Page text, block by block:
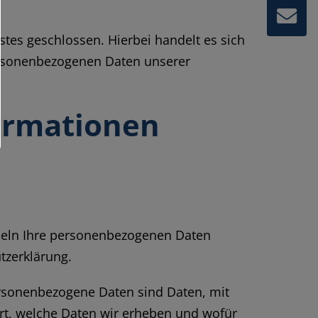
geschlossen. Hierbei handelt es sich
Daten unserer
Ihre personenbezogenen Daten
Daten sind Daten, mit
welche Daten wir erheben und wofür